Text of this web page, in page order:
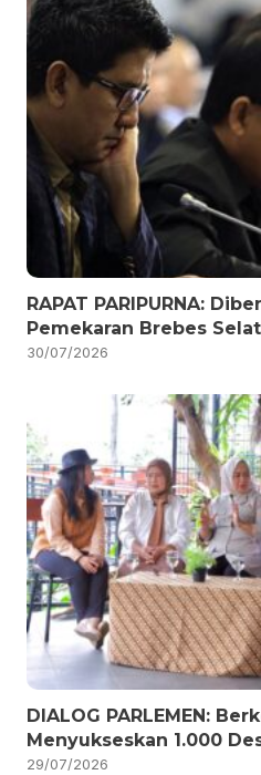
RAPAT PARIPURNA:
Pemekaran Brebes
30/07/2026
DIALOG PARLEMEN:
Menyukseskan 1.000
29/07/2026